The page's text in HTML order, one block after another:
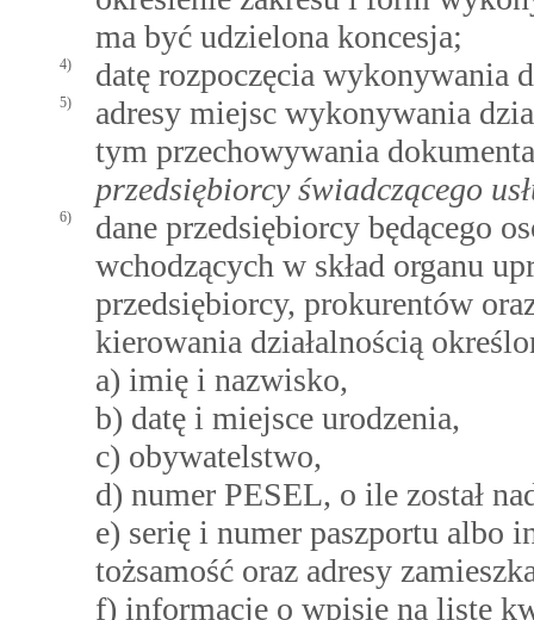
ma być udzielona koncesja;
4) datę rozpoczęcia wykonywania
5)
adresy miejsc wykonywania
tym przechowywania
przedsiębiorcy świadczącego
6)
dane przedsiębiorcy będącego
wchodzących w skład organu
przedsiębiorcy, prokurentów
kierowania działalnością
a) imię i nazwisko,
b) datę i miejsce urodzenia,
c) obywatelstwo,
d) numer PESEL, o ile został
e) serię i numer paszportu albo
tożsamość oraz adresy
f) informację o wpisie na listę